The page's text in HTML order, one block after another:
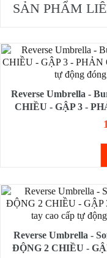
SẢN PHẨM
Reverse Umbrella -
CHIỀU - GẬP 3 -
cao cấp tự động
Reverse Umbrella -
ĐỘNG 2 CHIỀU -